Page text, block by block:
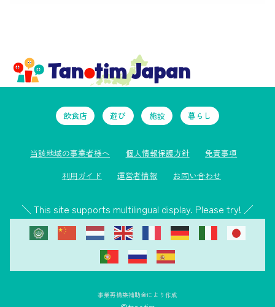
飲食店 遊び 施設 暮らし
当該地域の事業者様へ 個人情報保護方針
免責事項
利用ガイド
運営者情報 お問い合わせ
＼ This site supports multilingual display. Please try! ／
事業再構築補助金により作成